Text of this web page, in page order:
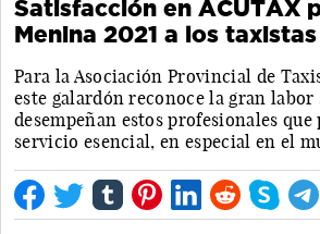
Satisfacción en ACUTAX
Menina 2021 a los
Para la Asociación Provincial de
este galardón reconoce la gran labor
desempeñan estos profesionales que
servicio esencial, en especial en el